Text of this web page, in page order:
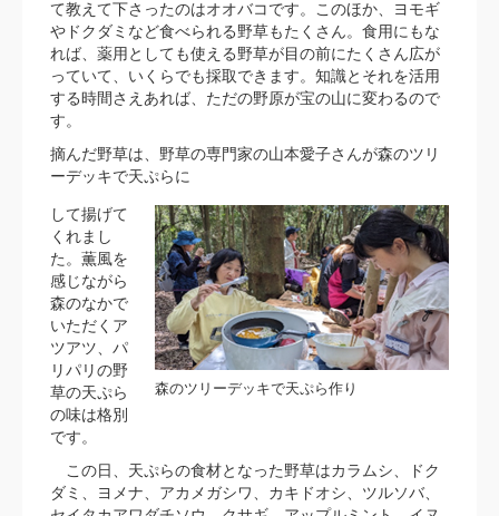
て教えて下さったのはオオバコです。このほか、ヨモギ
やドクダミなど食べられる野草もたくさん。食用にもな
れば、薬用としても使える野草が目の前にたくさん広が
っていて、いくらでも採取できます。知識とそれを活用
する時間さえあれば、ただの野原が宝の山に変わるので
す。
摘んだ野草は、野草の専門家の山本愛子さんが森のツリ
ーデッキで天ぷらに
森のツリーデッキで天ぷら作り
して揚げて
くれまし
た。薫風を
感じながら
森のなかで
いただくア
ツアツ、パ
リパリの野
草の天ぷら
の味は格別
です。
この日、天ぷらの食材となった野草はカラムシ、ドク
ダミ、ヨメナ、アカメガシワ、カキドオシ、ツルソバ、